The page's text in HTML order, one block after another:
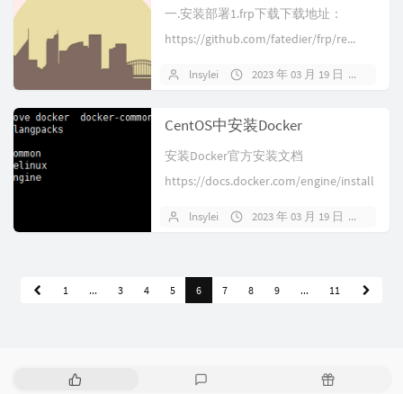
一.安装部署1.frp下载下载地址：
https://github.com/fatedier/frp/re...
lnsylei 2023 年 03 月 19 日
CentOS中安装Docker
安装Docker官方安装文档
https://docs.docker.com/engine/install
lnsylei 2023 年 03 月 19 日
1 ... 3 4 5 6 7 8 9 ... 11
热
随